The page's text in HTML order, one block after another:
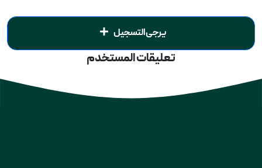
يرجى التسجيل
تعليقات المستخدم